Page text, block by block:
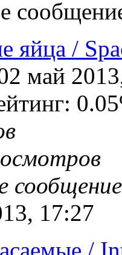
яйца /
май
17:27